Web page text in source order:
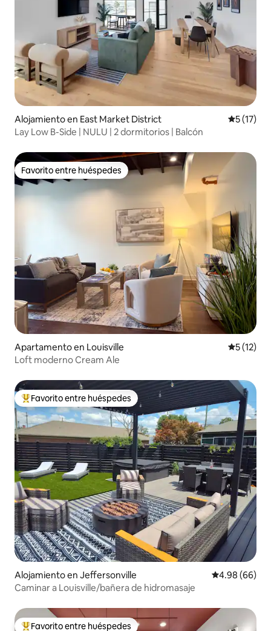
Alojamiento en East Market District
5 (17)
Lay Low B-Side | NULU | 2 dormitorios | Balcón
Favorito entre huéspedes
Favorito entre huéspedes
Apartamento en Louisville
5 (12)
Loft moderno Cream Ale
Favorito entre huéspedes preferido
Favorito entre huéspedes
Alojamiento en Jeffersonville Calificación
4.98 (66)
Caminar a Louisville/bañera de hidromasaje
Favorito entre huéspedes